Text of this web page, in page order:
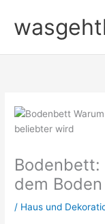
Inhalt
springen
Bodenbett:
dem
/ Haus und